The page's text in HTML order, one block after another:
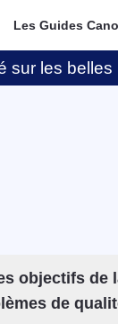
Les Guides
sur les
objectifs de
de